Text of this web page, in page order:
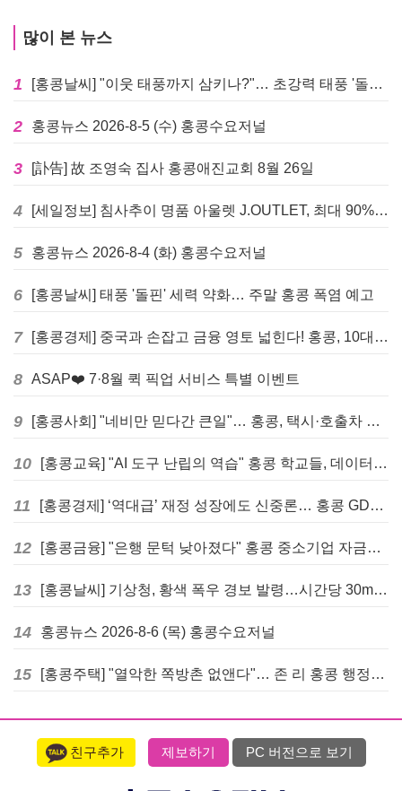
많이 본 뉴스
1 [홍콩날씨] "이웃 태풍까지 삼키나?"… 초강력 태풍 '돌핀' 세력 재확장
2 홍콩뉴스 2026-8-5 (수) 홍콩수요저널
3 [訃告] 故 조영숙 집사 홍콩애진교회 8월 26일
4 [세일정보] 침사추이 명품 아울렛 J.OUTLET, 최대 90% 빅 세일 진행
5 홍콩뉴스 2026-8-4 (화) 홍콩수요저널
6 [홍콩날씨] 태풍 '돌핀' 세력 약화… 주말 홍콩 폭염 예고
7 [홍콩경제] 중국과 손잡고 금융 영토 넓힌다! 홍콩, 10대 신규 정책 발표
8 ASAP❤️ 7·8월 퀵 픽업 서비스 특별 이벤트
9 [홍콩사회] "네비만 믿다간 큰일"… 홍콩, 택시·호출차 통합 시험 도입하며 규제 본격화
10 [홍콩교육] "AI 도구 난립의 역습" 홍콩 학교들, 데이터 고립에 교육 효과 평가 비상
11 [홍콩경제] ‘역대급’ 재정 성장에도 신중론… 홍콩 GDP 전망 상향 속 “지정학적 리스크 경계”
12 [홍콩금융] "은행 문턱 낮아졌다" 홍콩 중소기업 자금줄 숨통 트이나… HKMA "2분기 신용 조건 안정적"
13 [홍콩날씨] 기상청, 황색 폭우 경보 발령…시간당 30mm 이상 강우 예보
14 홍콩뉴스 2026-8-6 (목) 홍콩수요저널
15 [홍콩주택] "열악한 쪽방촌 없앤다"… 존 리 홍콩 행정장관, 4년 내 단계적 폐지 선언
친구추가 제보하기 PC 버전으로 보기